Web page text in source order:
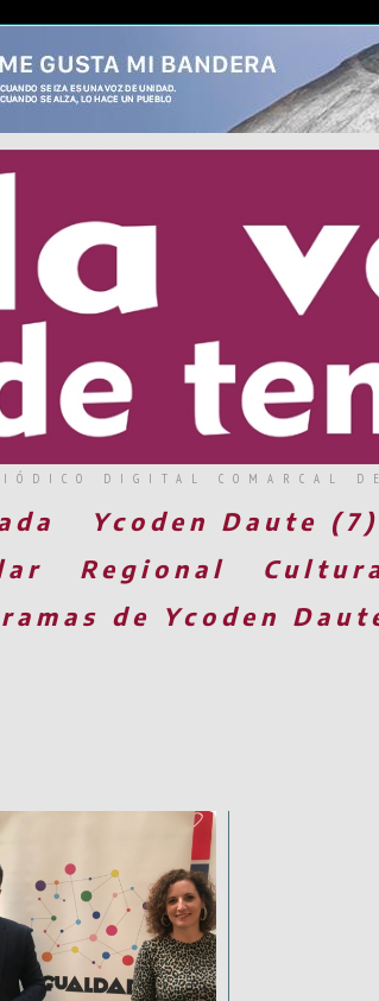
DIGITAL COMARCAL
Ycoden Daute (7)
Regional
de Ycoden